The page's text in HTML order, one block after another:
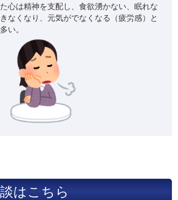
心は精神を支配し、食欲湧かない、眠れな
なくなり、元気がでなくなる（疲労感）と
い。
はこちら